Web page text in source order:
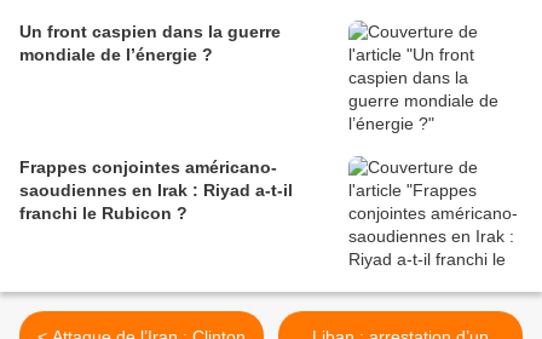
Un front caspien dans la guerre
mondiale de l’énergie ?
Frappes conjointes américano-
saoudiennes en Irak : Riyad a-t-il
franchi le Rubicon ?